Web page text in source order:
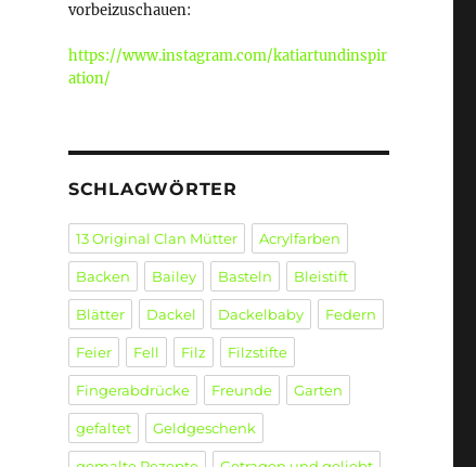
vorbeizuschauen:
https://www.instagram.com/katiartundinspir
ation/
SCHLAGWÖRTER
13 Original Clan Mütter Acrylfarben
Backen Bailey Basteln Bleistift
Blätter Dackel Dackelbaby Federn
Feier Fell Filz Filzstifte
Fingerabdrücke Freunde Garten
gefaltet Geldgeschenk